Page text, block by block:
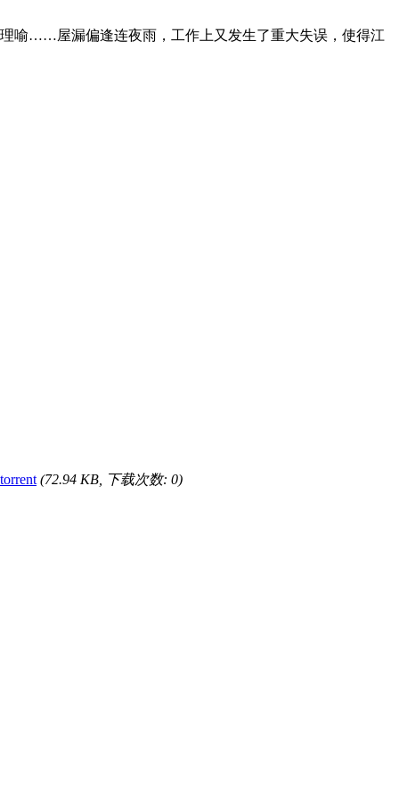
喻……屋漏偏逢连夜雨，工作上又发生了重大失误，使得江
(72.94 KB, 下载次数: 0)